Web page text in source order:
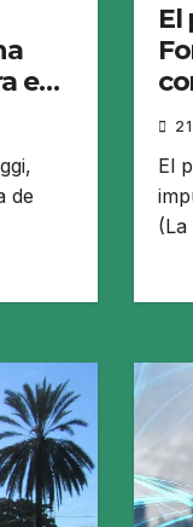
en
de
El
El